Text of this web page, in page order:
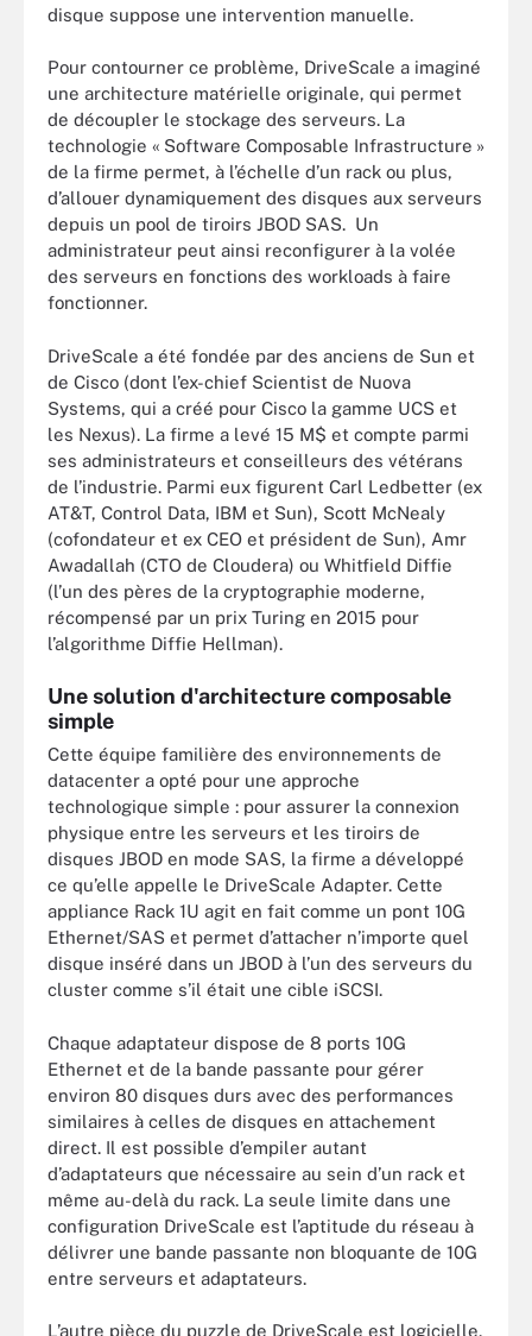
disque suppose une intervention manuelle.
Pour contourner ce problème, DriveScale a imaginé
une architecture matérielle originale, qui permet
de découpler le stockage des serveurs. La
technologie « Software Composable Infrastructure »
de la firme permet, à l’échelle d’un rack ou plus,
d’allouer dynamiquement des disques aux serveurs
depuis un pool de tiroirs JBOD SAS. Un
administrateur peut ainsi reconfigurer à la volée
des serveurs en fonctions des workloads à faire
fonctionner.
DriveScale a été fondée par des anciens de Sun et
de Cisco (dont l’ex-chief Scientist de Nuova
Systems, qui a créé pour Cisco la gamme UCS et
les Nexus). La firme a levé 15 M$ et compte parmi
ses administrateurs et conseilleurs des vétérans
de l’industrie. Parmi eux figurent Carl Ledbetter (ex
AT&T, Control Data, IBM et Sun), Scott McNealy
(cofondateur et ex CEO et président de Sun), Amr
Awadallah (CTO de Cloudera) ou Whitfield Diffie
(l’un des pères de la cryptographie moderne,
récompensé par un prix Turing en 2015 pour
l’algorithme Diffie Hellman).
Une solution d'architecture composable
simple
Cette équipe familière des environnements de
datacenter a opté pour une approche
technologique simple : pour assurer la connexion
physique entre les serveurs et les tiroirs de
disques JBOD en mode SAS, la firme a développé
ce qu’elle appelle le DriveScale Adapter. Cette
appliance Rack 1U agit en fait comme un pont 10G
Ethernet/SAS et permet d’attacher n’importe quel
disque inséré dans un JBOD à l’un des serveurs du
cluster comme s’il était une cible iSCSI.
Chaque adaptateur dispose de 8 ports 10G
Ethernet et de la bande passante pour gérer
environ 80 disques durs avec des performances
similaires à celles de disques en attachement
direct. Il est possible d’empiler autant
d’adaptateurs que nécessaire au sein d’un rack et
même au-delà du rack. La seule limite dans une
configuration DriveScale est l’aptitude du réseau à
délivrer une bande passante non bloquante de 10G
entre serveurs et adaptateurs.
L’autre pièce du puzzle de DriveScale est logicielle.